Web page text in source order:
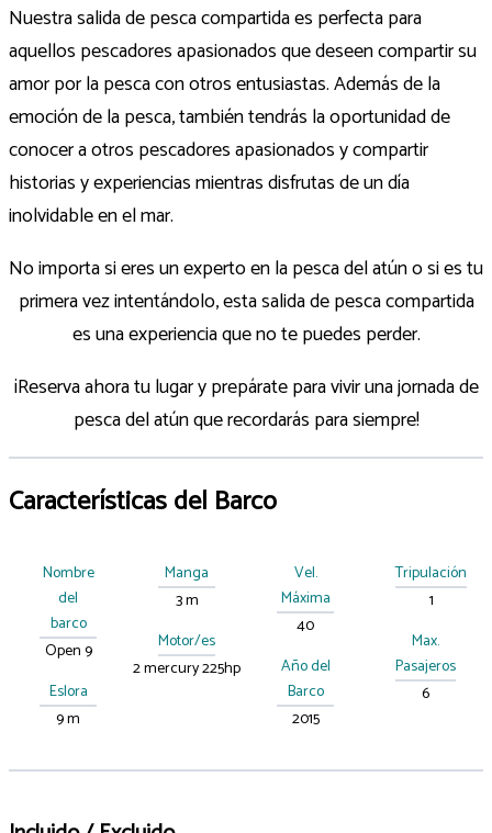
Nuestra salida de pesca compartida es perfecta para
aquellos pescadores apasionados que deseen compartir su
amor por la pesca con otros entusiastas. Además de la
emoción de la pesca, también tendrás la oportunidad de
conocer a otros pescadores apasionados y compartir
historias y experiencias mientras disfrutas de un día
inolvidable en el mar.
No importa si eres un experto en la pesca del atún o si es tu
primera vez intentándolo, esta salida de pesca compartida
es una experiencia que no te puedes perder.
¡Reserva ahora tu lugar y prepárate para vivir una jornada de
pesca del atún que recordarás para siempre!
Características del Barco
Nombre
del
barco
Open 9
Eslora
9 m
Manga
3 m
Motor/es
2 mercury 225hp
Vel.
Máxima
40
Año del
Barco
2015
Tripulación
1
Max.
Pasajeros
6